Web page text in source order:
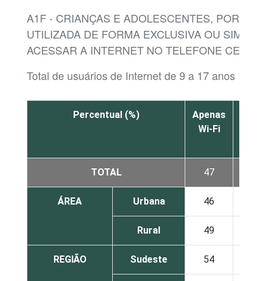
A1F - CRIANÇAS E ADOLESCENTES, POR
UTILIZADA DE FORMA EXCLUSIVA OU
ACESSAR A INTERNET NO TELEFONE
Total de usuários de Internet de 9 a 17 anos
Percentual (%)
Apenas
Wi-Fi
TOTAL 47
ÁREA Urbana 46
Rural 49
REGIÃO Sudeste 54